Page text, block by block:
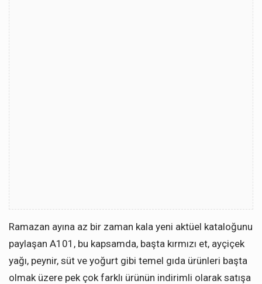
Ramazan ayına az bir zaman kala yeni aktüel kataloğunu
paylaşan A101, bu kapsamda, başta kırmızı et, ayçiçek
yağı, peynir, süt ve yoğurt gibi temel gıda ürünleri başta
olmak üzere pek çok farklı ürünün indirimli olarak satışa